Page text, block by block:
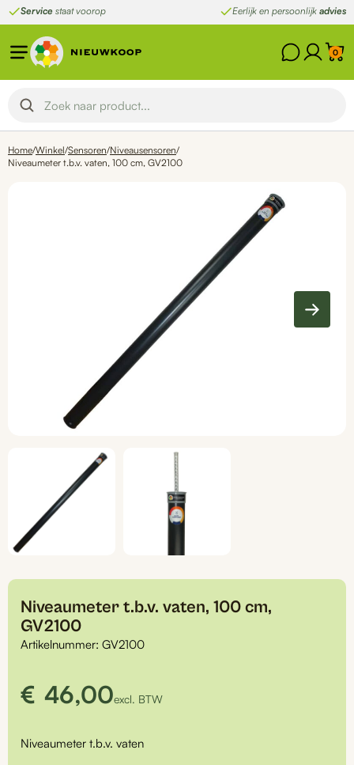
Ga
naar
de
inhoud
Service staat voorop Eerlijk en persoonlijk advies
0
Home/Winkel/Sensoren/Niveausensoren/
Niveaumeter t.b.v. vaten, 100 cm, GV2100
Niveaumeter t.b.v. vaten, 100 cm,
GV2100
Artikelnummer: GV2100
€ 46,00excl. BTW
Niveaumeter t.b.v. vaten